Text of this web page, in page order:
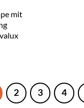
mit
2 3 4